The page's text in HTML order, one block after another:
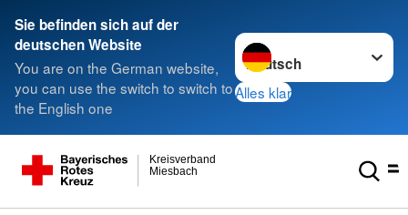
Sie befinden sich auf der
deutschen Website
You are on the German website,
you can use the switch to switch to
the English one
Sprache wechseln zu
Alles klar
Miesbach
Kreisverband